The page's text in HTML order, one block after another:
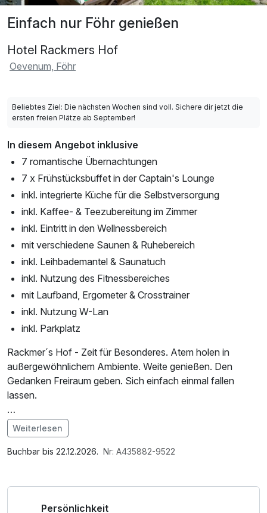
Einfach nur Föhr genießen
Hotel Rackmers Hof
Oevenum, Föhr
Beliebtes Ziel: Die nächsten Wochen sind voll. Sichere dir jetzt die
ersten freien Plätze ab September!
In diesem Angebot inklusive
7 romantische Übernachtungen
7 x Frühstücksbuffet in der Captain's Lounge
inkl. integrierte Küche für die Selbstversorgung
inkl. Kaffee- & Teezubereitung im Zimmer
inkl. Eintritt in den Wellnessbereich
mit verschiedene Saunen & Ruhebereich
inkl. Leihbademantel & Saunatuch
inkl. Nutzung des Fitnessbereiches
mit Laufband, Ergometer & Crosstrainer
inkl. Nutzung W-Lan
inkl. Parkplatz
Rackmer´s Hof - Zeit für Besonderes. Atem holen in
außergewöhnlichem Ambiente. Weite genießen. Den
Gedanken Freiraum geben. Sich einfach einmal fallen
lassen.
Beginnen Sie Ihren Kurzurlaub mit der Fährüberfahrt in
Dagebüll. Die 50-minütige durch das Wattenmeer ist
Erlebnis und Entspannung pur.
Im Angebot enthalten
1 Flasche Mineralwasser, Saunabenutzung, Saunatuch,
Badetasche mit Bademantel und -tücher
Weiterlesen
Buchbar bis 22.12.2026. Nr: A435882-9522
Persönlichkeit